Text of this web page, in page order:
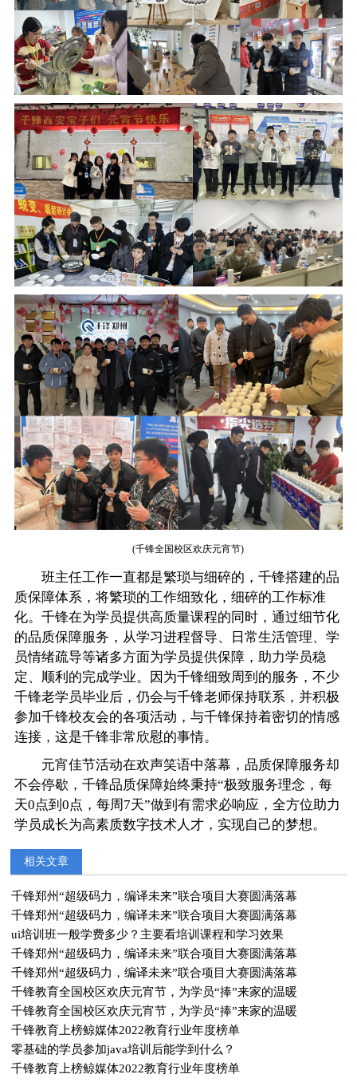
(千锋全国校区欢庆元宵节)
班主任工作一直都是繁琐与细碎的，千锋搭建的品
质保障体系，将繁琐的工作细致化，细碎的工作标准
化。千锋在为学员提供高质量课程的同时，通过细节化
的品质保障服务，从学习进程督导、日常生活管理、学
员情绪疏导等诸多方面为学员提供保障，助力学员稳
定、顺利的完成学业。因为千锋细致周到的服务，不少
千锋老学员毕业后，仍会与千锋老师保持联系，并积极
参加千锋校友会的各项活动，与千锋保持着密切的情感
连接，这是千锋非常欣慰的事情。
元宵佳节活动在欢声笑语中落幕，品质保障服务却
不会停歇，千锋品质保障始终秉持“极致服务理念，每
天0点到0点，每周7天”做到有需求必响应，全方位助力
学员成长为高素质数字技术人才，实现自己的梦想。
相关文章
千锋郑州“超级码力，编译未来”联合项目大赛圆满落幕
千锋郑州“超级码力，编译未来”联合项目大赛圆满落幕
ui培训班一般学费多少？主要看培训课程和学习效果
千锋郑州“超级码力，编译未来”联合项目大赛圆满落幕
千锋郑州“超级码力，编译未来”联合项目大赛圆满落幕
千锋教育全国校区欢庆元宵节，为学员“捧”来家的温暖
千锋教育全国校区欢庆元宵节，为学员“捧”来家的温暖
千锋教育上榜鲸媒体2022教育行业年度榜单
零基础的学员参加java培训后能学到什么？
千锋教育上榜鲸媒体2022教育行业年度榜单